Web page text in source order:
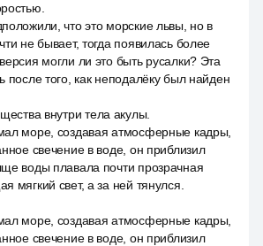
что это морские львы, но в
не бывает, тогда появилась более
могли ли это быть русалки? Эта
после того, как неподалёку был найден
внутри тела акулы.
море, создавая атмосферные кадры,
свечение в воде, он приблизил
воды плавала почти прозрачная
мягкий свет, а за ней тянулся.
море, создавая атмосферные кадры,
свечение в воде, он приблизил